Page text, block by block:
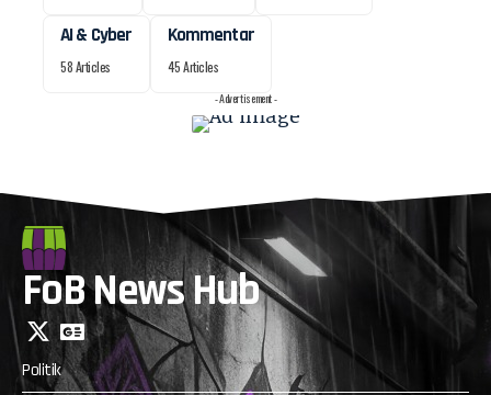
AI & Cyber
58 Articles
Kommentar
45 Articles
- Advertisement -
FoB News Hub
Politik